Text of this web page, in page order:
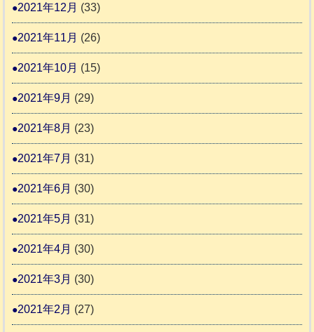
2021年12月 (33)
2021年11月 (26)
2021年10月 (15)
2021年9月 (29)
2021年8月 (23)
2021年7月 (31)
2021年6月 (30)
2021年5月 (31)
2021年4月 (30)
2021年3月 (30)
2021年2月 (27)